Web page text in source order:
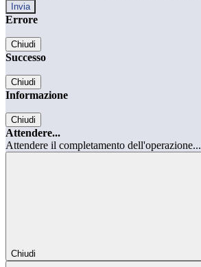
Errore
Chiudi
Successo
Chiudi
Informazione
Chiudi
Attendere...
Attendere il completamento dell'operazione...
Chiudi